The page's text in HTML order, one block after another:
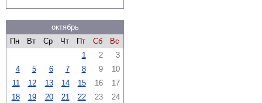
октябрь
Пн
Вт Ср Чт Пт Сб
Вс
1
2
3
4
5 6 7 8 9
10
11
12 13 14 15 16
17
18
19 20 21 22 23
24